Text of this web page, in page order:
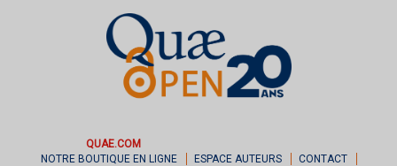
QUAE.COM
NOTRE BOUTIQUE EN LIGNE
ESPACE AUTEURS CONTACT